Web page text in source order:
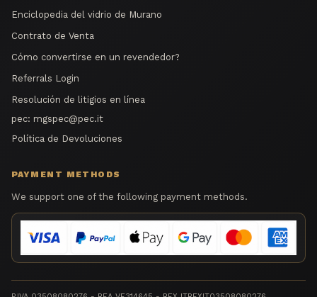
Enciclopedia del vidrio de Murano
Contrato de Venta
Cómo convertirse en un revendedor?
Referrals Login
Resolución de litigios en línea
pec: mgspec@pec.it
Política de Devoluciones
PAYMENT METHODS
We support one of the following payment methods.